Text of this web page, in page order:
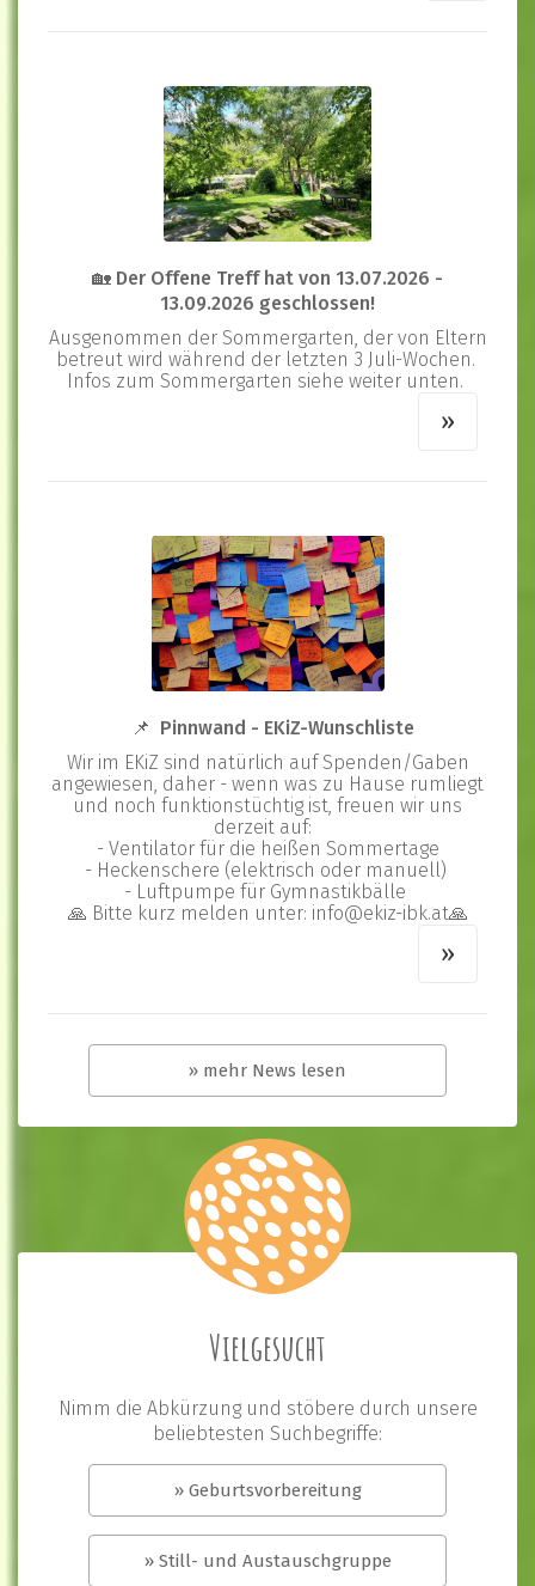
🏡 Der Offene Treff hat von 13.07.2026 -
13.09.2026 geschlossen!
Ausgenommen der Sommergarten, der von Eltern
betreut wird während der letzten 3 Juli-Wochen.
Infos zum Sommergarten siehe weiter unten.
»
📌 Pinnwand - EKiZ-Wunschliste
Wir im EKiZ sind natürlich auf Spenden/Gaben
angewiesen, daher - wenn was zu Hause rumliegt
und noch funktionstüchtig ist, freuen wir uns
derzeit auf:
- Ventilator für die heißen Sommertage
- Heckenschere (elektrisch oder manuell)
- Luftpumpe für Gymnastikbälle
🙏 Bitte kurz melden unter: info@ekiz-ibk.at🙏
»
» mehr News lesen
Vielgesucht
Nimm die Abkürzung und stöbere durch unsere
beliebtesten Suchbegriffe:
» Geburtsvorbereitung
» Still- und Austauschgruppe